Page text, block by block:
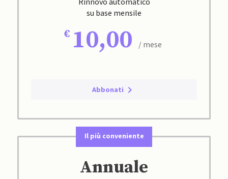
su base mensile
10,00 / mese
Abbonati
Il più conveniente
Annuale